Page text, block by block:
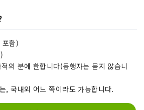
함)
의 분에 한합니다(동행자는 묻지 않습니
, 국내외 어느 쪽이라도 가능합니다.